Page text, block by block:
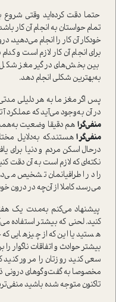
حتما دقت کرده‌اید وقتی شروع
تمام حوا‌ستان به انجام آن کار
خودکار آن کار را انجام
برای انجام آن کار لازم ا‌ست و
بین بخش‌های درگیر مغز شکل
به‌بهترین شکلی انجام دهد.
پس اگر مغز ما به هر دلیلی
در آن به‌وجود می‌آید که عملکرد
منفی‌گراهم دقیقا وضعیت
منفی‌گرا هستند‌.که به‌دلایل
در‌حال اسکن مردم و دنیا برای
نکته‌ای که لازم ا‌ست به آن دقت
را در اطرافیانمان تشخیص
می‌رسد، کاملا از آن‌چه در درون
پیشنهاد می‌کنم به‌مدت یک
کنید. لحنی که بیشتر ا‌ستفاده
هستید یا این‌که از چیزهایی
بیشتر حوادث و اتفاقات ناگوار
سعی کنید روزتان را مرور
مخصوصا به گفت‌وگوهای درونی
تا‌کنون متوجه شده باشید